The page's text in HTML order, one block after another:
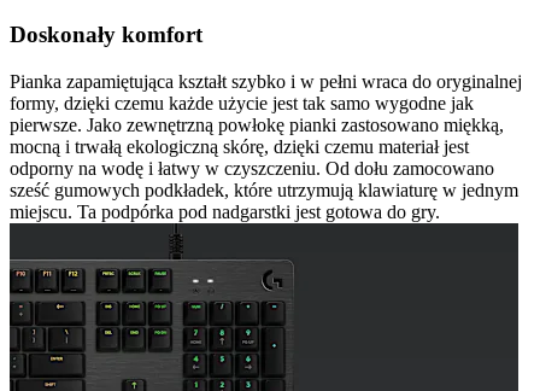
Doskonały komfort
Pianka zapamiętująca kształt szybko i w pełni wraca do oryginalnej
formy, dzięki czemu każde użycie jest tak samo wygodne jak
pierwsze. Jako zewnętrzną powłokę pianki zastosowano miękką,
mocną i trwałą ekologiczną skórę, dzięki czemu materiał jest
odporny na wodę i łatwy w czyszczeniu. Od dołu zamocowano
sześć gumowych podkładek, które utrzymują klawiaturę w jednym
miejscu. Ta podpórka pod nadgarstki jest gotowa do gry.